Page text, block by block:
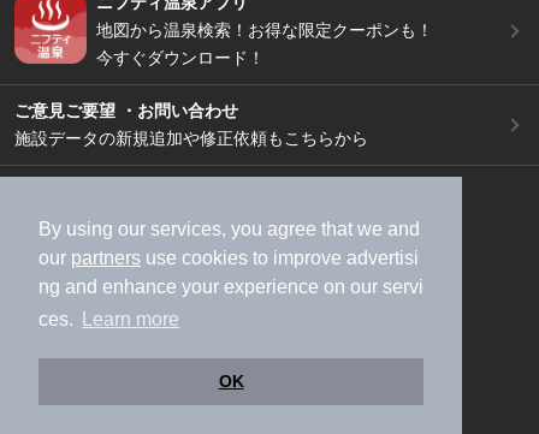
By using our services, you agree that we and
our partners use cookies to improve advertisi
ng and enhance your experience on our servi
ces.
Learn more
OK
地図から温泉検索！お得な限定クーポンも！
今すぐダウンロード！
ご意見ご要望 ・お問い合わせ
施設データの新規追加や修正依頼もこちらから
加盟店募集（資料請求）
広告出稿のご案内
利用規約
ライフスタイルMEMBERS+規約
特定商取引法に基づく表記
ヘルプ
採用情報
運営会社